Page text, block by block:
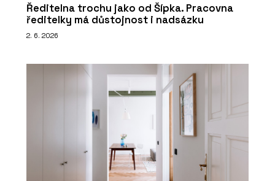
Ředitelna trochu jako od Šípka. Pracovna
ředitelky má důstojnost i nadsázku
2. 6. 2026